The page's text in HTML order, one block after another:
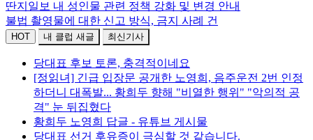
딴지일보 내 성인물 관련 정책 강화 및 변경 안내
불법 촬영물에 대한 신고 방식, 금지 사례 건
HOT 내 클럽 새글 최신기사
당대표 후보 토론, 충격적이네요
[정읽녀] 긴급 입장문 공개한 노영희, 음주운전 2번 인정
하더니 대폭발... 황희두 향해 "비열한 행위" "악의적 공
격" 눈 뒤집혔다
황희두 노영희 답글 - 유튜브 게시물
당대표 선거 후유증이 극심할 것 같습니다.